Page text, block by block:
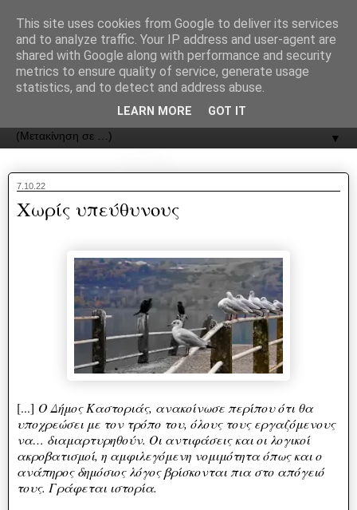
ΟΔΟΣ
▼
7.10.22
Χωρίς υπεύθυνους
[...] Ο Δήμος Καστοριάς, ανακοίνωσε περίπου ότι θα
υποχρεώσει με τον τρόπο του, όλους τους εργαζόμενους
να… διαμαρτυρηθούν. Οι αντιφάσεις και οι λογικοί
ακροβατισμοί, η αμφιλεγόμενη νομιμότητα όπως και ο
ανάπηρος δημόσιος λόγος βρίσκονται πια στο απόγειό
τους. Γράφεται ιστορία.
This site uses cookies from Google to deliver its services
and to analyze traffic. Your IP address and user-agent are
shared with Google along with performance and security
metrics to ensure quality of service, generate usage
statistics, and to detect and address abuse.
LEARN MORE GOT IT